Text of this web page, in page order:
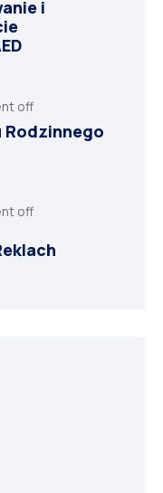
i
off
Rodzinnego
off